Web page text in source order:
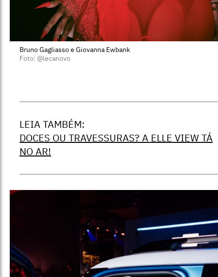
Bruno Gagliasso e Giovanna Ewbank
Foto: @lecanovo
LEIA TAMBÉM:
DOCES OU TRAVESSURAS? A ELLE VIEW TÁ
NO AR!